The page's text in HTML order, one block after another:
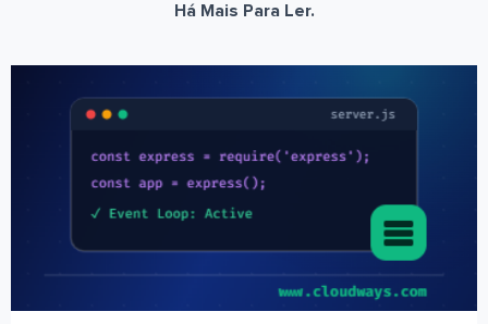
Há Mais Para Ler.